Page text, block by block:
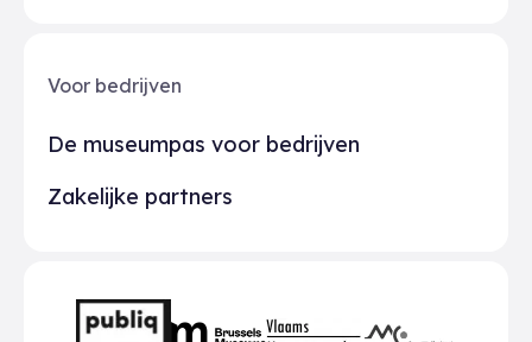
Voor bedrijven
De museumpas voor bedrijven
Zakelijke partners
Partners